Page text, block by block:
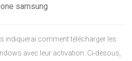
samsung
indiquerai comment télécharger les
avec leur activation. Ci-desous,